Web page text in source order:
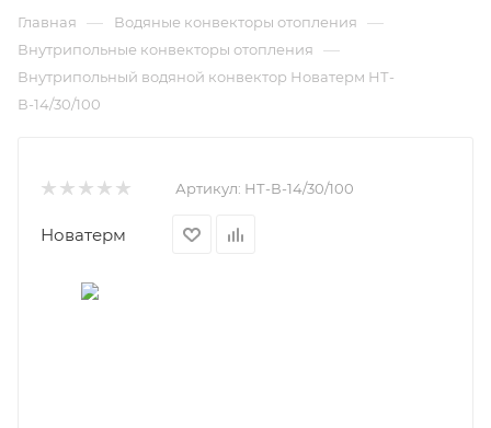
Главная — Водяные конвекторы отопления —
Внутрипольные конвекторы отопления —
Внутрипольный водяной конвектор Новатерм НТ-
В-14/30/100
Артикул: НТ-В-14/30/100
Новатерм